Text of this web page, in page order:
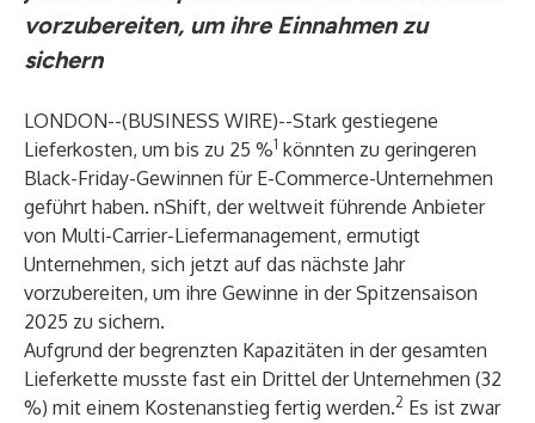
vorzubereiten, um ihre Einnahmen zu
sichern
LONDON--(BUSINESS WIRE)--Stark gestiegene
Lieferkosten, um bis zu 25 %1 könnten zu geringeren
Black-Friday-Gewinnen für E-Commerce-Unternehmen
geführt haben. nShift, der weltweit führende Anbieter
von Multi-Carrier-Liefermanagement, ermutigt
Unternehmen, sich jetzt auf das nächste Jahr
vorzubereiten, um ihre Gewinne in der Spitzensaison
2025 zu sichern.
Aufgrund der begrenzten Kapazitäten in der gesamten
Lieferkette musste fast ein Drittel der Unternehmen (32
%) mit einem Kostenanstieg fertig werden.2 Es ist zwar